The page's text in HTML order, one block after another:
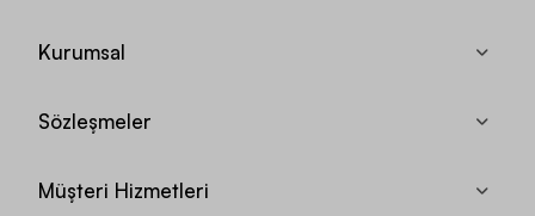
Kurumsal
Sözleşmeler
Müşteri Hizmetleri